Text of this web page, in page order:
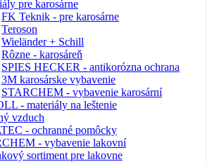
pre karosárne
FK Teknik - pre karosárne
Teroson
Wieländer + Schill
Rôzne - karosáreň
SPIES HECKER - antikorózna ochrana
3M karosárske vybavenie
STARCHEM - vybavenie karosární
- materiály na leštenie
vzduch
- ochranné pomôcky
- vybavenie lakovní
sortiment pre lakovne